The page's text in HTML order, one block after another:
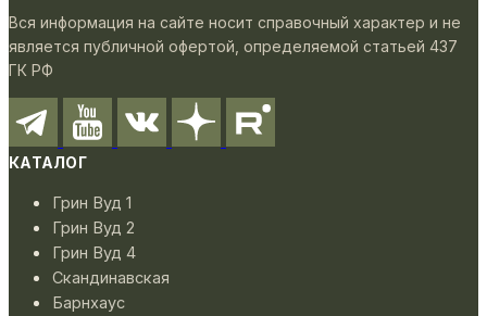
Вся информация на сайте носит справочный характер и не
является публичной офертой, определяемой статьей 437
ГК РФ
КАТАЛОГ
Грин Вуд 1
Грин Вуд 2
Грин Вуд 4
Скандинавская
Барнхаус